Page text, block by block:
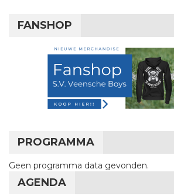
FANSHOP
PROGRAMMA
Geen programma data gevonden.
AGENDA